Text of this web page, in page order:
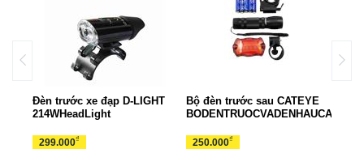
Đèn trước xe đạp D-LIGHT
214WHeadLight
299.000₫
Bộ đèn trước sau CATEYE
BODENTRUOCVADENHAUCATEYE
250.000₫